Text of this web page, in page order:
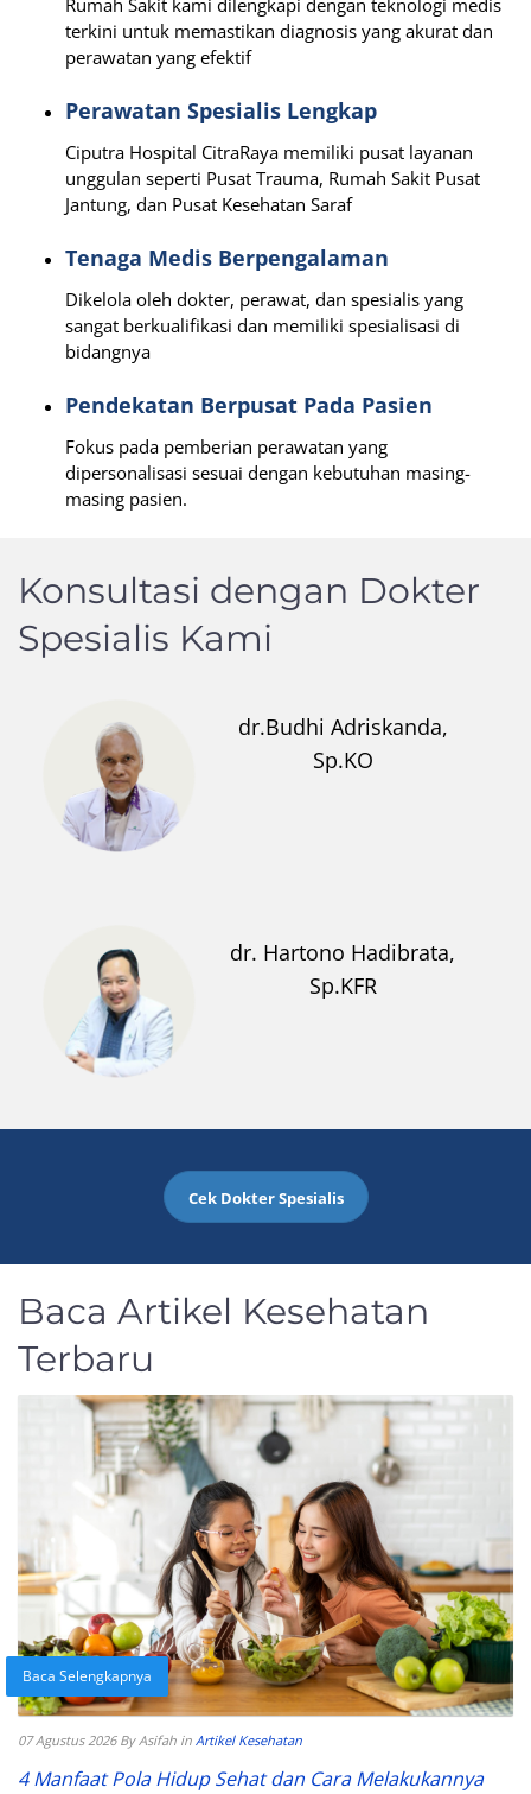
Rumah Sakit kami dilengkapi dengan teknologi medis
terkini untuk memastikan diagnosis yang akurat dan
perawatan yang efektif
Perawatan Spesialis Lengkap
Ciputra Hospital CitraRaya memiliki pusat layanan
unggulan seperti Pusat Trauma, Rumah Sakit Pusat
Jantung, dan Pusat Kesehatan Saraf
Tenaga Medis Berpengalaman
Dikelola oleh dokter, perawat, dan spesialis yang
sangat berkualifikasi dan memiliki spesialisasi di
bidangnya
Pendekatan Berpusat Pada Pasien
Fokus pada pemberian perawatan yang
dipersonalisasi sesuai dengan kebutuhan masing-
masing pasien.
Konsultasi dengan Dokter
Spesialis Kami
dr.Budhi Adriskanda,
Sp.KO
dr. Hartono Hadibrata,
Sp.KFR
Cek Dokter Spesialis
Baca Artikel Kesehatan
Terbaru
Baca Selengkapnya
07 Agustus 2026 By Asifah in Artikel Kesehatan
4 Manfaat Pola Hidup Sehat dan Cara Melakukannya